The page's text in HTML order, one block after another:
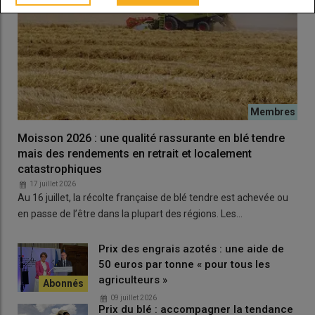
d’évaluation des risques
de l’exploitation est
obligatoire en présence
d’un stagiaire, d’un
apprenti ou d’un salarié.
Lire aussi :Tout savoir sur le TESA
Évidemment le salariat saisonnier ou permanenta un coût.
Compte tenu des exonérations de cotisations patronales
rémunération. Cette rémunération peut être inférieure au
SMIC pour les mineurs. En effet, lorsqu’un salarié âgé de moins
de 18 ans n’a pas encore 6 mois d’expérience professionnelle
dans sa branche d’activité, sa rémunération peut être
Moisson 2026 : une qualité rassurante en blé tendre
mais des rendements en retrait et localement
catastrophiques
17 juillet 2026
Au 16 juillet, la récolte française de blé tendre est achevée ou
en passe de l’être dans la plupart des régions. Les…
Prix des engrais azotés : une aide de
50 euros par tonne « pour tous les
agriculteurs »
09 juillet 2026
Prix du blé : accompagner la tendance